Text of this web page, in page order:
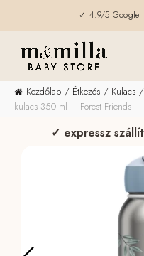
✓ 4.9/5 Google
Kezdőlap Étkezés Kulacs
kulacs 350 ml – Forest Friends
✓ expressz